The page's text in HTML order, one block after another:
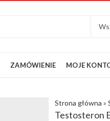
ZAMÓWIENIE MOJE
Strona główna »
Testosteron